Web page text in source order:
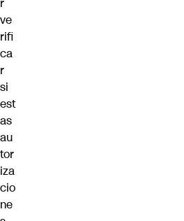
r
ve
rifi
ca
r
si
est
as
au
tor
iza
cio
ne